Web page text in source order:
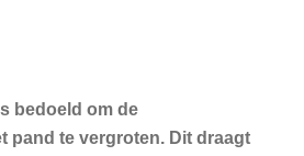
bedoeld om de
pand te vergroten. Dit draagt